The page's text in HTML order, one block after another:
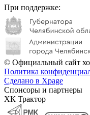
При поддержке:
© Официальный сайт
Политика
Сделано в Xpage
Спонсоры и партнеры
ХК Трактор